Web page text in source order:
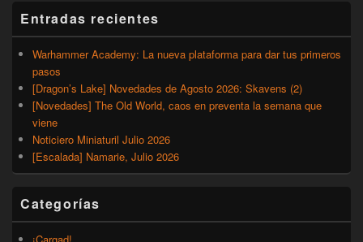
Entradas recientes
Warhammer Academy: La nueva plataforma para dar tus primeros
pasos
[Dragon’s Lake] Novedades de Agosto 2026: Skavens (2)
[Novedades] The Old World, caos en preventa la semana que
viene
Noticiero Miniaturil Julio 2026
[Escalada] Namarie, Julio 2026
Categorías